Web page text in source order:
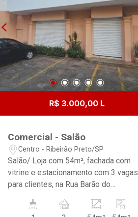
R$ 3.000,00 L
Comercial - Salão
Centro - Ribeirão Preto/SP
Salão/ Loja com 54m², fachada com
vitrine e estacionamento com 3 vagas
para clientes, na Rua Barão do
Shopping Santa Úrsula, cafeterias,